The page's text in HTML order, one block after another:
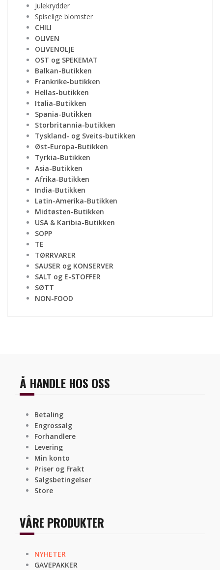
Julekrydder
Spiselige blomster
CHILI
OLIVEN
OLIVENOLJE
OST og SPEKEMAT
Balkan-Butikken
Frankrike-butikken
Hellas-butikken
Italia-Butikken
Spania-Butikken
Storbritannia-butikken
Tyskland- og Sveits-butikken
Øst-Europa-Butikken
Tyrkia-Butikken
Asia-Butikken
Afrika-Butikken
India-Butikken
Latin-Amerika-Butikken
Midtøsten-Butikken
USA & Karibia-Butikken
SOPP
TE
TØRRVARER
SAUSER og KONSERVER
SALT og E-STOFFER
SØTT
NON-FOOD
Å HANDLE HOS OSS
Betaling
Engrossalg
Forhandlere
Levering
Min konto
Priser og Frakt
Salgsbetingelser
Store
VÅRE PRODUKTER
NYHETER
GAVEPAKKER